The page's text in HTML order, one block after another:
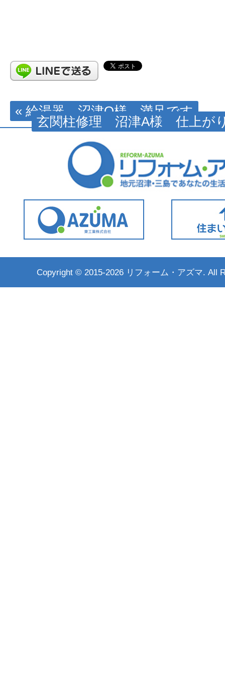
« 給湯器 沼津O様 満足です
玄関柱修理 沼津A様 仕上が
Copyright © 2015-2026 リフォーム・アズマ. All